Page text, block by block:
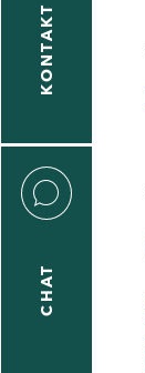
KONTAKT
CHAT